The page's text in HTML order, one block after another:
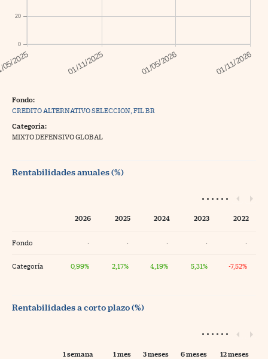
0
20
Fondo:
CREDITO ALTERNATIVO SELECCION, FIL BR
Categoría:
MIXTO DEFENSIVO GLOBAL
Rentabilidades anuales (%)
2026 2025 2024 2023 2022
Fondo · · · · ·
Categoría 0,99% 2,17% 4,19% 5,31% -7,52%
Rentabilidades a corto plazo (%)
1 semana 1 mes 3 meses 6 meses 12 meses